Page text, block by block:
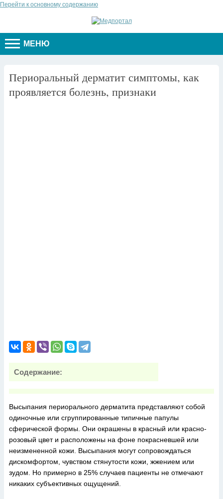
Перейти к основному содержанию
МЕНЮ
Периоральный дерматит симптомы, как
проявляется болезнь, признаки
Содержание:
Высыпания периорального дерматита представляют собой
одиночные или сгруппированные типичные папулы
сферической формы. Они окрашены в красный или красно-
розовый цвет и расположены на фоне покрасневшей или
неизмененной кожи. Высыпания могут сопровождаться
дискомфортом, чувством стянутости кожи, жжением или
зудом. Но примерно в 25% случаев пациенты не отмечают
никаких субъективных ощущений.